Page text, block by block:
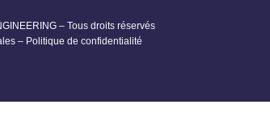
– Tous droits réservés
– Politique de confidentialité